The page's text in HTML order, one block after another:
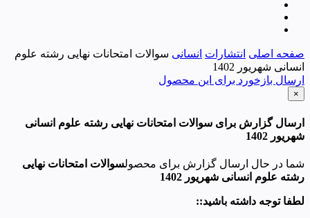
صفحه اصلی انتشارات انسانی سوالات امتحانات نهایی رشته علوم
انسانی شهریور 1402
ارسال بازخورد برای این محصول
×
ارسال گزارش برای سوالات امتحانات نهایی رشته علوم انسانی
شهریور 1402
شما در حال ارسال گزارش برای محصولسوالات امتحانات نهایی
رشته علوم انسانی شهریور 1402
لطفا توجه داشته باشید::